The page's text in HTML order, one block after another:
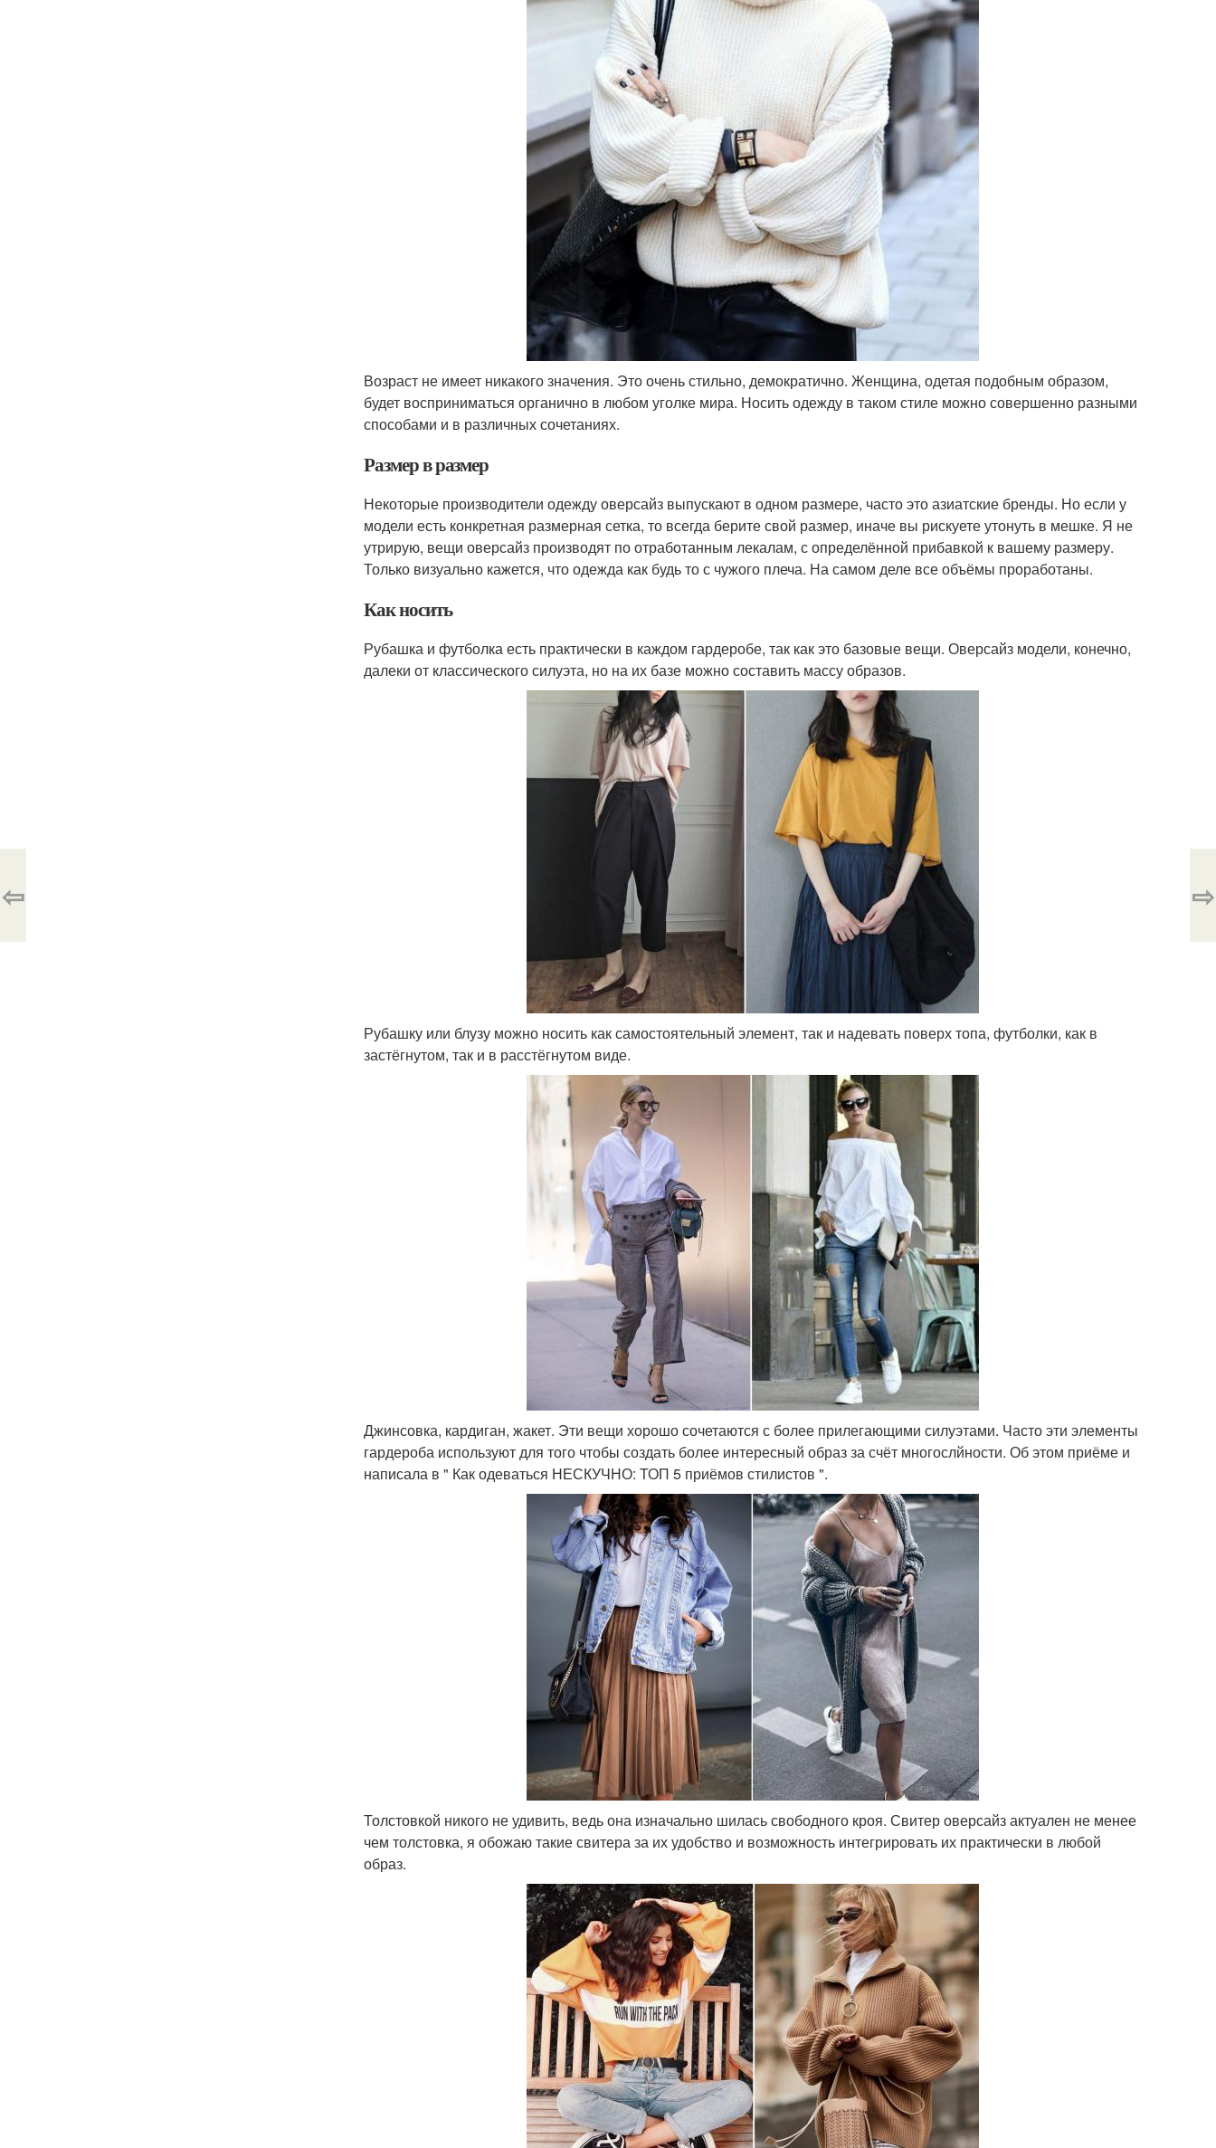
Возраст не имеет никакого значения. Это очень стильно, демократично. Женщина, одетая подобным образом,
будет восприниматься органично в любом уголке мира. Носить одежду в таком стиле можно совершенно разными
способами и в различных сочетаниях.
Размер в размер
Некоторые производители одежду оверсайз выпускают в одном размере, часто это азиатские бренды. Но если у
модели есть конкретная размерная сетка, то всегда берите свой размер, иначе вы рискуете утонуть в мешке. Я не
утрирую, вещи оверсайз производят по отработанным лекалам, с определённой прибавкой к вашему размеру.
Только визуально кажется, что одежда как будь то с чужого плеча. На самом деле все объёмы проработаны.
Как носить
Рубашка и футболка есть практически в каждом гардеробе, так как это базовые вещи. Оверсайз модели, конечно,
далеки от классического силуэта, но на их базе можно составить массу образов.
Рубашку или блузу можно носить как самостоятельный элемент, так и надевать поверх топа, футболки, как в
застёгнутом, так и в расстёгнутом виде.
Джинсовка, кардиган, жакет. Эти вещи хорошо сочетаются с более прилегающими силуэтами. Часто эти элементы
гардероба используют для того чтобы создать более интересный образ за счёт многослйности. Об этом приёме и
написала в " Как одеваться НЕСКУЧНО: ТОП 5 приёмов стилистов ".
Толстовкой никого не удивить, ведь она изначально шилась свободного кроя. Свитер оверсайз актуален не менее
чем толстовка, я обожаю такие свитера за их удобство и возможность интегрировать их практически в любой
образ.
⇦ ⇨